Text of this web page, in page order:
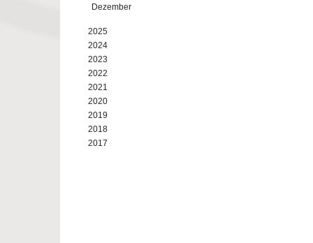
Dezember
2025
2024
2023
2022
2021
2020
2019
2018
2017